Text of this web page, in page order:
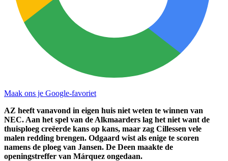
Maak ons je Google-favoriet
AZ heeft vanavond in eigen huis niet weten te winnen van
NEC. Aan het spel van de Alkmaarders lag het niet want de
thuisploeg creëerde kans op kans, maar zag Cillessen vele
malen redding brengen. Odgaard wist als enige te scoren
namens de ploeg van Jansen. De Deen maakte de
openingstreffer van Márquez ongedaan.